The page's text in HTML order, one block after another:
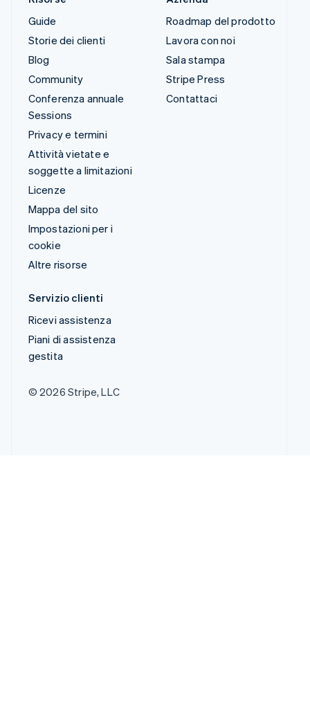
Guide
Storie dei clienti
Blog
Community
Conferenza annuale
Sessions
Privacy e termini
Attività vietate e
soggette a limitazioni
Licenze
Mappa del sito
Impostazioni per i
cookie
Altre risorse
Roadmap del prodotto
Lavora con noi
Sala stampa
Stripe Press
Contattaci
Servizio clienti
Ricevi assistenza
Piani di assistenza
gestita
© 2026 Stripe, LLC